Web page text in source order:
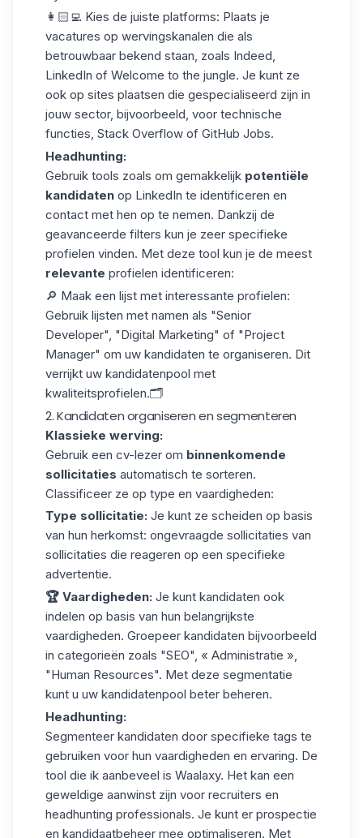
👩🏻‍💻 Kies de juiste platforms: Plaats je
vacatures op wervingskanalen die als
betrouwbaar bekend staan, zoals Indeed,
LinkedIn of Welcome to the jungle. Je kunt ze
ook op sites plaatsen die gespecialiseerd zijn in
jouw sector, bijvoorbeeld, voor technische
functies, Stack Overflow of GitHub Jobs.
Headhunting:
Gebruik tools zoals om gemakkelijk potentiële
kandidaten op LinkedIn te identificeren en
contact met hen op te nemen. Dankzij de
geavanceerde filters kun je zeer specifieke
profielen vinden. Met deze tool kun je de meest
relevante profielen identificeren:
🔎 Maak een lijst met interessante profielen:
Gebruik lijsten met namen als "Senior
Developer", "Digital Marketing" of "Project
Manager" om uw kandidaten te organiseren. Dit
verrijkt uw kandidatenpool met
kwaliteitsprofielen.🗂️
2. Kandidaten organiseren en segmenteren
Klassieke werving:
Gebruik een cv-lezer om binnenkomende
sollicitaties automatisch te sorteren.
Classificeer ze op type en vaardigheden:
Type sollicitatie: Je kunt ze scheiden op basis
van hun herkomst: ongevraagde sollicitaties van
sollicitaties die reageren op een specifieke
advertentie.
🏆 Vaardigheden: Je kunt kandidaten ook
indelen op basis van hun belangrijkste
vaardigheden. Groepeer kandidaten bijvoorbeeld
in categorieën zoals "SEO", « Administratie »,
"Human Resources". Met deze segmentatie
kunt u uw kandidatenpool beter beheren.
Headhunting:
Segmenteer kandidaten door specifieke tags te
gebruiken voor hun vaardigheden en ervaring. De
tool die ik aanbeveel is Waalaxy. Het kan een
geweldige aanwinst zijn voor recruiters en
headhunting professionals. Je kunt er prospectie
en kandidaatbeheer mee optimaliseren. Met